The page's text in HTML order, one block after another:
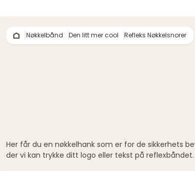
Nøkkelbånd Den litt mer cool Refleks Nøkkelsnorer
Her får du en nøkkelhank som er for de sikkerhets
der vi kan trykke ditt logo eller tekst på reflexbåndet.